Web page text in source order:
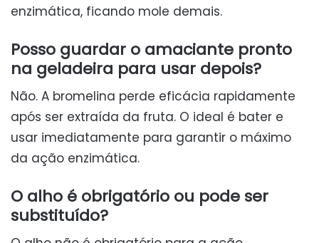
enzimática, ficando mole demais.
Posso guardar o amaciante pronto
na geladeira para usar depois?
Não. A bromelina perde eficácia rapidamente
após ser extraída da fruta. O ideal é bater e
usar imediatamente para garantir o máximo
da ação enzimática.
O alho é obrigatório ou pode ser
substituído?